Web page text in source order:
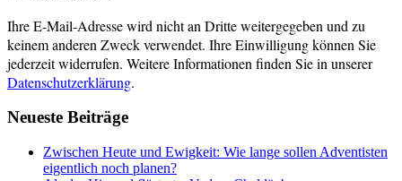
Ihre E-Mail-Adresse wird nicht an Dritte weitergegeben und zu
keinem anderen Zweck verwendet. Ihre Einwilligung können Sie
jederzeit widerrufen. Weitere Informationen finden Sie in unserer
Datenschutzerklärung.
Neueste Beiträge
Zwischen Heute und Ewigkeit: Wie lange sollen Adventisten
eigentlich noch planen?